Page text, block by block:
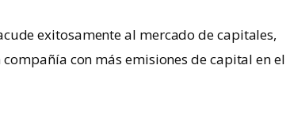
exitosamente al mercado de capitales,
compañía con más emisiones de capital en el